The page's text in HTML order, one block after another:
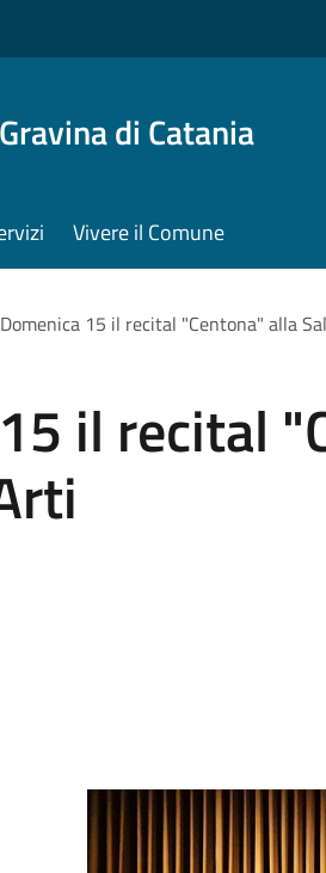
di Catania
Vivere il Comune
Domenica 15 il recital "Centona" alla
il recital